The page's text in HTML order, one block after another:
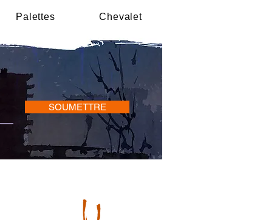
Palettes Chevalet
SOUMETTRE